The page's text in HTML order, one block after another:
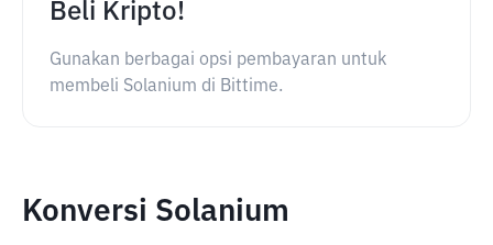
Beli Kripto!
Gunakan berbagai opsi pembayaran untuk
membeli Solanium di Bittime.
Konversi Solanium